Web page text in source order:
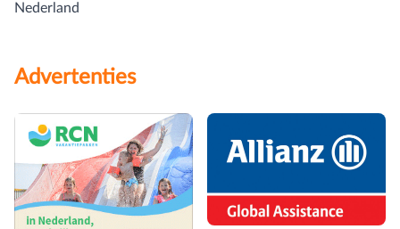
Nederland
Advertenties